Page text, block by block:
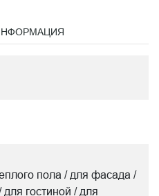
пола / для фасада /
гостиной / для